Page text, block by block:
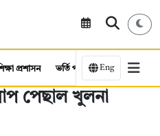
প্রশাসন ভর্তি পরীক্ষা কর্মসংস্থান
Eng
পেছাল খুলনা